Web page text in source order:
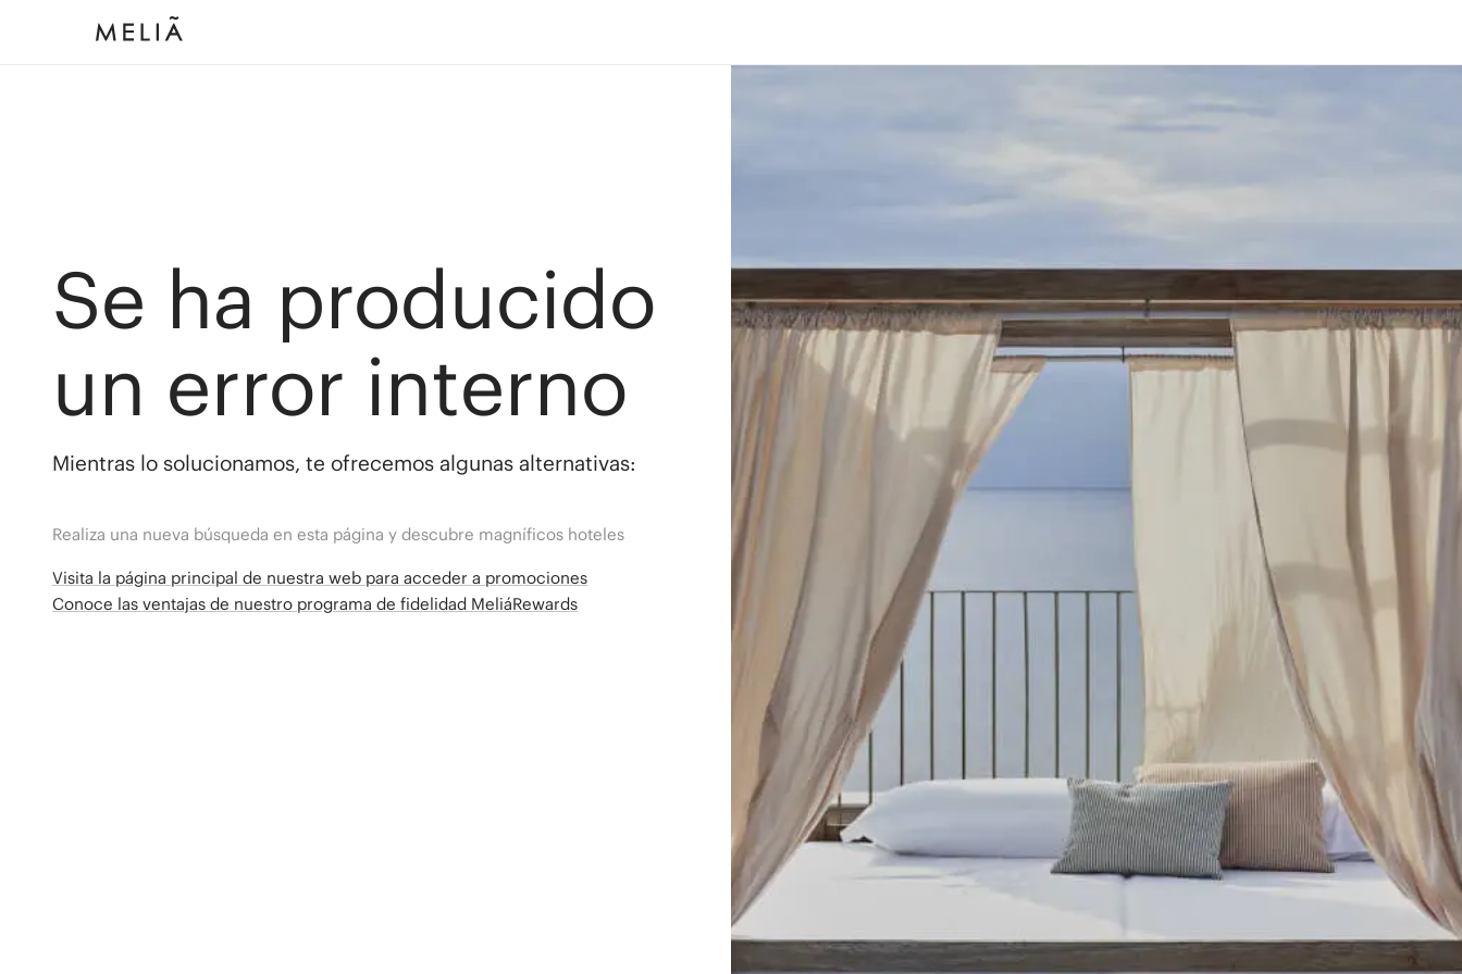
Se ha producido
un error interno
Mientras lo solucionamos, te ofrecemos algunas alternativas:
Realiza una nueva búsqueda en esta página y descubre magníficos hoteles
Visita la página principal de nuestra web para acceder a promociones
Conoce las ventajas de nuestro programa de fidelidad MeliáRewards